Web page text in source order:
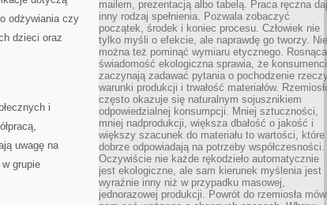
odżywiania czy
dzieci oraz
i
uwagę na
grupie
mailem, prezentacją albo tabelą. Praca ręczna
inny rodzaj spełnienia. Pozwala zobaczyć
początek, środek i koniec procesu. Człowiek nie
tylko myśli o efekcie, ale naprawdę go tworzy. Nie
można też pominąć wymiaru etycznego. Rosnąca
świadomość ekologiczna sprawia, że konsumenci
zaczynają zadawać pytania o pochodzenie
warunki produkcji i trwałość materiałów.
często okazuje się naturalnym sojusznikiem
odpowiedzialnej konsumpcji. Mniej sztuczności,
mniej nadprodukcji, większa dbałość o jakość i
większy szacunek do materiału to wartości, które
dobrze odpowiadają na potrzeby współczesności.
Oczywiście nie każde rękodzieło automatycznie
jest ekologiczne, ale sam kierunek myślenia jest
wyraźnie inny niż w przypadku masowej,
jednorazowej produkcji. Powrót do rzemiosła mówi